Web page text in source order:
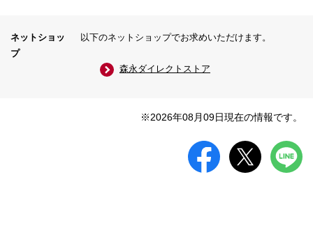
ネットショッ
プ
以下のネットショップでお求めいただけます。
森永ダイレクトストア
※2026年08月09日現在の情報です。